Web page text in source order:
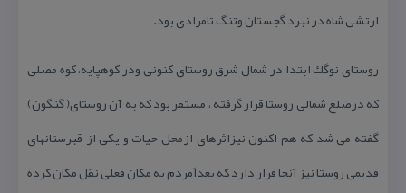
ارتشی شاه در نبرد گجستان وتنگ تامرادی بود.
روستای نوگك ابتدا در شمال شرق روستای كنونی ودر كوهپایه، كوه مصلی
كه درضلع شمالی روستا قرار گرفته ، مستقر بود كه به آن روستای( گنگون)
گفته می شد كه هم اكنون نیزاثرهای ازمحل حیات و یكی از قبرستانهای
قدیمی روستا نیز آنجا قرار دارد كه بعداَمردم به مكان فعلی نقل مكان كرده